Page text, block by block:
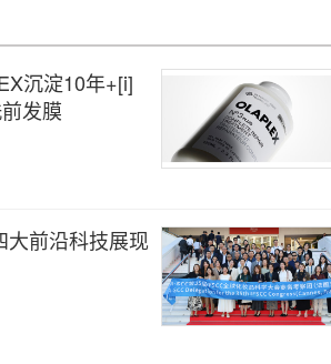
沉淀10年+[i]
发膜
大前沿科技展现